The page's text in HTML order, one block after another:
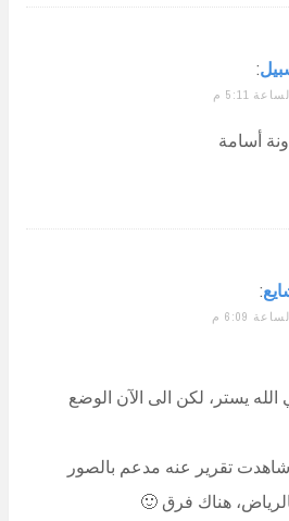
:
أسامة
:
الله يستر، لكن الى الآن الوضع
تقرير عنه مدعم بالصور
هناك فرق 🙂